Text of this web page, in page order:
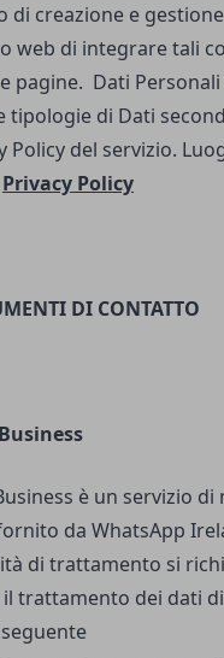
di creazione e
web di integrare tali
pagine. Dati Personali
tipologie di Dati
Policy del servizio.
Privacy Policy
DI CONTATTO
è un servizio di
da WhatsApp
di trattamento si
trattamento dei dati